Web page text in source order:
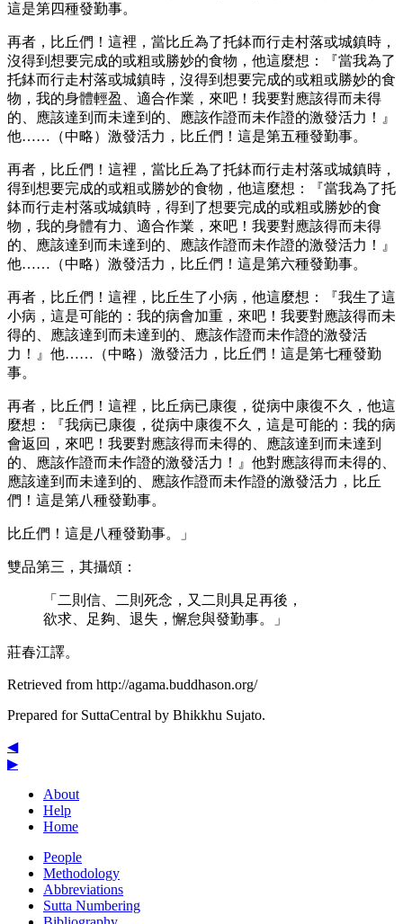
這是第四種發勤事。
再者，比丘們！這裡，當比丘為了托鉢而行走村落或城鎮時，
沒得到想要完成的或粗或勝妙的食物，他這麼想：『當我為了
托鉢而行走村落或城鎮時，沒得到想要完成的或粗或勝妙的食
物，我的身體輕盈、適合作業，來吧！我要對應該得而未得
的、應該達到而未達到的、應該作證而未作證的激發活力！』
他……（中略）激發活力，比丘們！這是第五種發勤事。
再者，比丘們！這裡，當比丘為了托鉢而行走村落或城鎮時，
得到想要完成的或粗或勝妙的食物，他這麼想：『當我為了托
鉢而行走村落或城鎮時，得到了想要完成的或粗或勝妙的食
物，我的身體有力、適合作業，來吧！我要對應該得而未得
的、應該達到而未達到的、應該作證而未作證的激發活力！』
他……（中略）激發活力，比丘們！這是第六種發勤事。
再者，比丘們！這裡，比丘生了小病，他這麼想：『我生了這
小病，這是可能的：我的病會加重，來吧！我要對應該得而未
得的、應該達到而未達到的、應該作證而未作證的激發活
力！』他……（中略）激發活力，比丘們！這是第七種發勤
事。
再者，比丘們！這裡，比丘病已康復，從病中康復不久，他這
麼想：『我病已康復，從病中康復不久，這是可能的：我的病
會返回，來吧！我要對應該得而未得的、應該達到而未達到
的、應該作證而未作證的激發活力！』他對應該得而未得的、
應該達到而未達到的、應該作證而未作證的激發活力，比丘
們！這是第八種發勤事。
比丘們！這是八種發勤事。」
雙品第三，其攝頌：
「二則信、二則死念，又二則具足再後，
欲求、足夠、退失，懈怠與發勤事。」
莊春江譯。
Retrieved from http://agama.buddhason.org/
Prepared for SuttaCentral by Bhikkhu Sujato.
◀
▶
About
Help
Home
People
Methodology
Abbreviations
Sutta Numbering